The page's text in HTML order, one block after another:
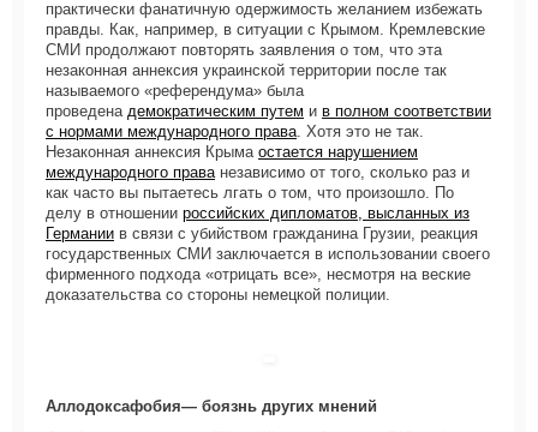
практически фанатичную одержимость желанием избежать
правды. Как, например, в ситуации с Крымом. Кремлевские
СМИ продолжают повторять заявления о том, что эта
незаконная аннексия украинской территории после так
называемого «референдума» была
проведена демократическим путем и в полном соответствии
с нормами международного права . Хотя это не так.
Незаконная аннексия Крыма остается нарушением
международного права независимо от того, сколько раз и
как часто вы пытаетесь лгать о том, что произошло. По
делу в отношении российских дипломатов, высланных из
Германии в связи с убийством гражданина Грузии, реакция
государственных СМИ заключается в использовании своего
фирменного подхода «отрицать все», несмотря на веские
доказательства со стороны немецкой полиции.
Аллодоксафобия— боязнь других мнений